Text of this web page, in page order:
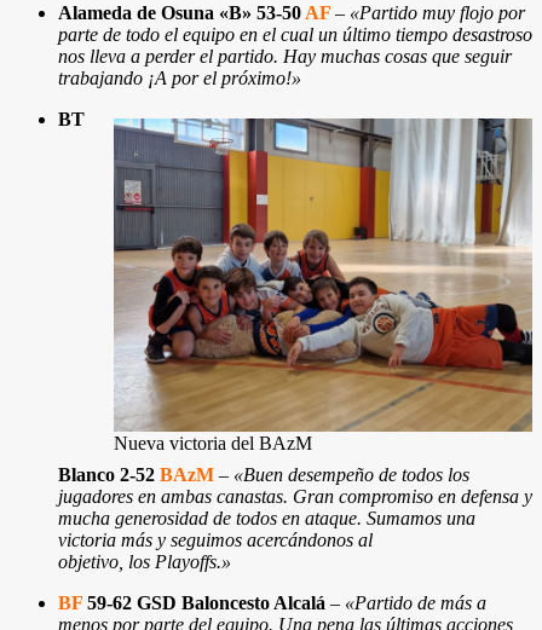
Alameda de Osuna «B» 53-50 AF – «Partido muy flojo por
parte de todo el equipo en el cual un último tiempo desastroso
nos lleva a perder el partido. Hay muchas cosas que seguir
trabajando ¡A por el próximo!»
Nueva victoria del BAzM
BT
Blanco 2-52 BAzM – «Buen desempeño de todos los
jugadores en ambas canastas. Gran compromiso en defensa y
mucha generosidad de todos en ataque. Sumamos una
victoria más y seguimos acercándonos al
objetivo, los Playoffs.»
BF 59-62 GSD Baloncesto Alcalá – «Partido de más a
menos por parte del equipo. Una pena las últimas acciones